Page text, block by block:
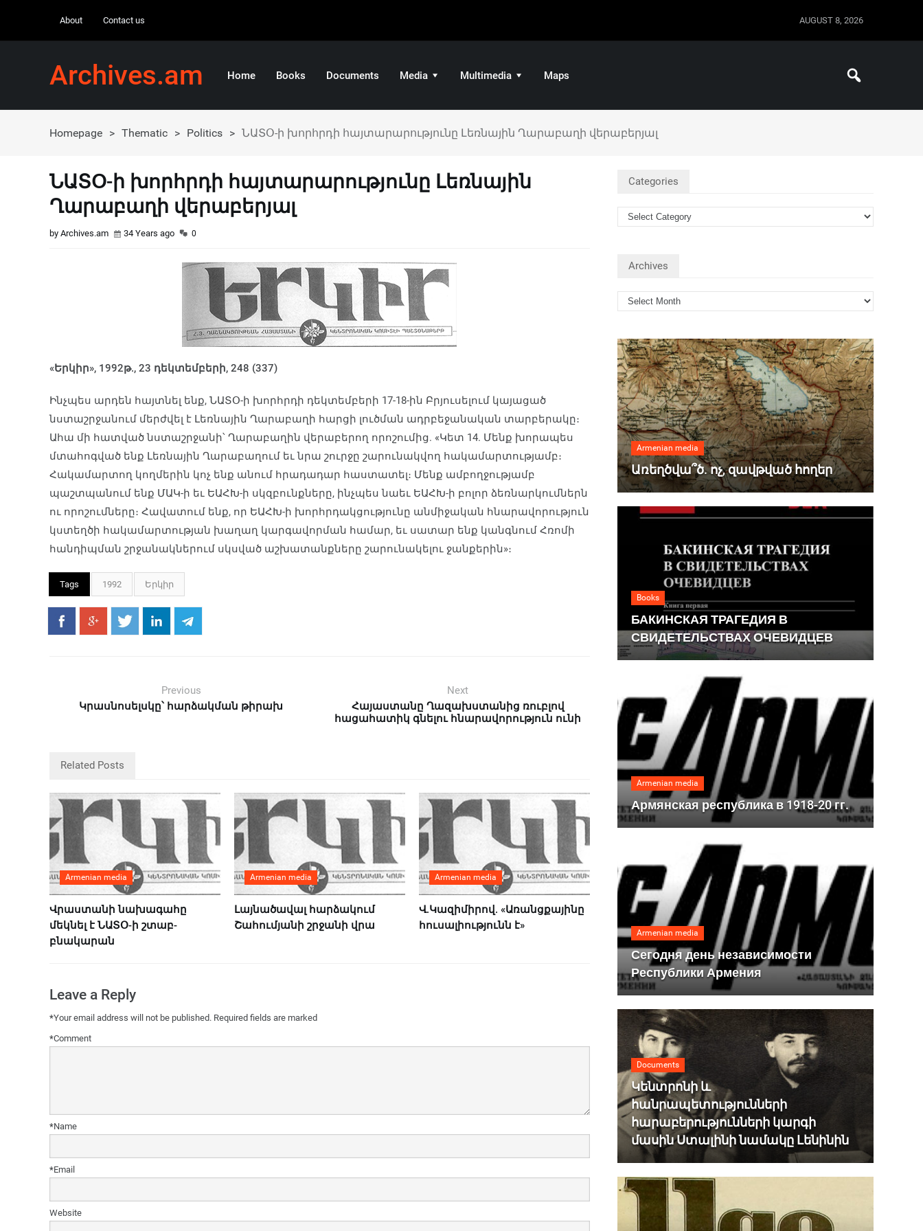
About Contact us AUGUST 8, 2026
Archives.am Home Books Documents Media Multimedia Maps
Homepage > Thematic > Politics > ՆԱՏՕ-ի խորհրդի հայտարարությունը Լեռնային Ղարաբաղի վերաբերյալ
ՆԱՏՕ-ի խորհրդի հայտարարությունը Լեռնային
Ղարաբաղի վերաբերյալ
by Archives.am 34 Years ago 0
«Երկիր», 1992թ., 23 դեկտեմբերի, 248 (337)
Ինչպես արդեն հայտնել ենք, ՆԱՏՕ-ի խորհրդի դեկտեմբերի 17-18-ին Բրյուսելում կայացած
նստաշրջանում մերժվել է Լեռնային Ղարաբաղի հարցի լուծման ադրբեջանական տարբերակը։
Ահա մի հատված նստաշրջանի՝ Ղարաբաղին վերաբերող որոշումից. «Կետ 14. Մենք խորապես
մտահոգված ենք Լեռնային Ղարաբաղում եւ նրա շուրջը շարունակվող հակամարտությամբ։
Հակամարտող կողմերին կոչ ենք անում հրադադար հաստատել։ Մենք ամբողջությամբ
պաշտպանում ենք ՄԱԿ-ի եւ ԵԱՀԽ-ի սկզբունքները, ինչպես նաեւ ԵԱՀԽ-ի բոլոր ձեռնարկումներն
ու որոշումները։ Հավատում ենք, որ ԵԱՀԽ-ի խորհրդակցությունը անմիջական հնարավորություն
կստեղծի հակամարտության խաղաղ կարգավորման համար, եւ սատար ենք կանգնում Հռոմի
հանդիպման շրջանակներում սկսված աշխատանքները շարունակելու ջանքերին»։
Tags 1992 Երկիր
Previous
Կրասնոսելսկը՝ հարձակման թիրախ
Next
Հայաստանը Ղազախստանից ռուբլով
հացահատիկ գնելու հնարավորություն ունի
Related Posts
Armenian media
Վրաստանի նախագահը
մեկնել է ՆԱՏՕ-ի շտաբ-
բնակարան
Armenian media
Լայնածավալ հարձակում
Շահումյանի շրջանի վրա
Armenian media
Վ.Կազիմիրով. «Առանցքայինը
հուսալիությունն է»
Leave a Reply
Your email address will not be published. Required fields are marked
*
Comment
*
Name
*
Email
*
Website
Categories
Archives
Armenian media
Առեղծվա՞ծ. ոչ, զավթված հողեր
Books
БАКИНСКАЯ ТРАГЕДИЯ В
СВИДЕТЕЛЬСТВАХ ОЧЕВИДЦЕВ
Armenian media
Армянская республика в 1918-20 гг.
Armenian media
Сегодня день независимости
Республики Армения
Documents
Կենտրոնի և
հանրապետությունների
հարաբերությունների կարգի
մասին Ստալինի նամակը Լենինին